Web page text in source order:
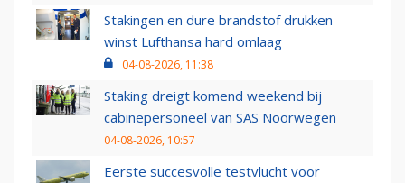
Stakingen en dure brandstof drukken
winst Lufthansa hard omlaag
04-08-2026, 11:38
Staking dreigt komend weekend bij
cabinepersoneel van SAS Noorwegen
04-08-2026, 10:57
Eerste succesvolle testvlucht voor